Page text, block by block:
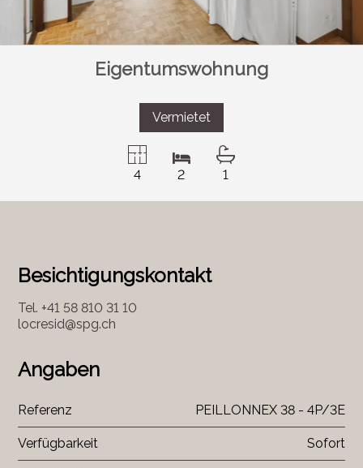
Eigentumswohnung
Vermietet
4 2 1
Besichtigungskontakt
Tel. +41 58 810 31 10
locresid@spg.ch
Angaben
Referenz PEILLONNEX 38 - 4P/3E
Verfügbarkeit Sofort